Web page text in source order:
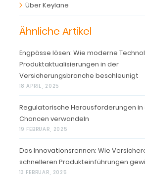
Über Keylane
Ähnliche Artikel
Engpässe lösen: Wie moderne
Produktaktualisierungen in der
Versicherungsbranche beschleunigt
18 APRIL, 2025
Regulatorische Herausforderungen in
Chancen verwandeln
19 FEBRUAR, 2025
Das Innovationsrennen: Wie
schnelleren Produkteinführungen
13 FEBRUAR, 2025